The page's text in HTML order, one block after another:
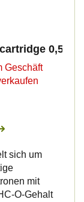
flavour0,5ml
Geschäft
sich um
mit
O-Gehalt